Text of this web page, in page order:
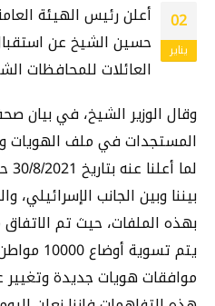
02
يناير
أعلن رئيس الهيئة
حسين الشيخ عن
العائلات للمحافظات
وقال الوزير الشيخ، في بيان
المستجدات في ملف الهويات
بيننا وبين الجانب
بهذه الملفات، حيث تم
يتم
موافقات هويات جديدة وتغيير